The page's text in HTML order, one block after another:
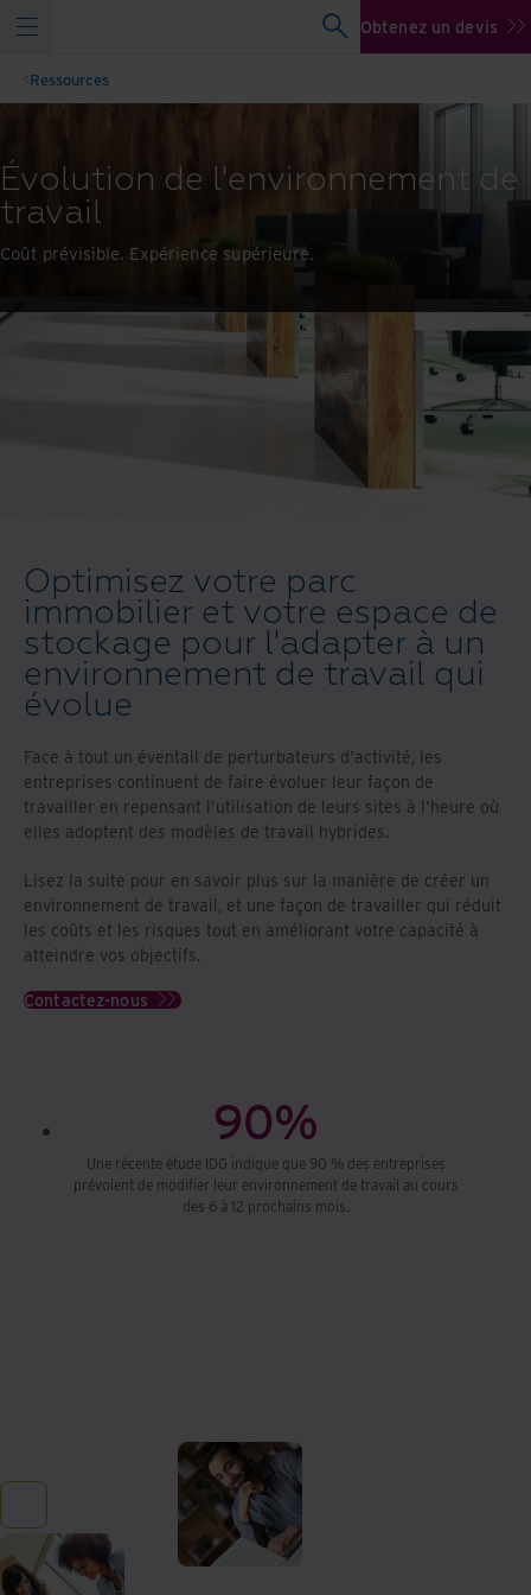
Obtenez un devis
Ressources
Évolution de l'environnement de
travail
Coût prévisible. Expérience supérieure.
Optimisez votre parc
immobilier et votre espace de
stockage pour l'adapter à un
environnement de travail qui
évolue
Face à tout un éventail de perturbateurs d'activité, les
entreprises continuent de faire évoluer leur façon de
travailler en repensant l'utilisation de leurs sites à l'heure où
elles adoptent des modèles de travail hybrides.
Lisez la suite pour en savoir plus sur la manière de créer un
environnement de travail, et une façon de travailler qui réduit
les coûts et les risques tout en améliorant votre capacité à
atteindre vos objectifs.
Contactez-nous
90%
Une récente étude IDG indique que 90 % des entreprises
prévoient de modifier leur environnement de travail au cours
des 6 à 12 prochains mois.